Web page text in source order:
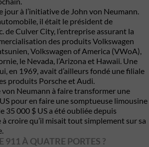
jour à l’initiative de John von Neumann.
il était le président de
de Culver City, l’entreprise assurant la
des produits Volkswagen
Volkswagen of America (VWoA),
le Nevada, l’Arizona et Hawaii. Une
en 1969, avait d’ailleurs fondé une filiale
produits Porsche et Audi.
von Neumann à faire transformer une
pour en faire une somptueuse limousine
35 000 $ US a été oubliée depuis
croire qu’il misait tout simplement sur sa
911 À QUATRE PORTES ?